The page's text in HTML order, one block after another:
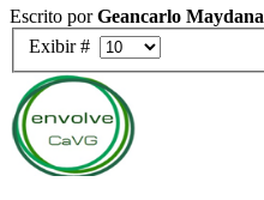
Escrito porGeancarlo Maydana
Exibir #